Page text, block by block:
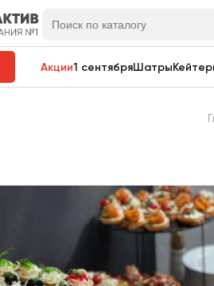
Акции1 сентябряШатры